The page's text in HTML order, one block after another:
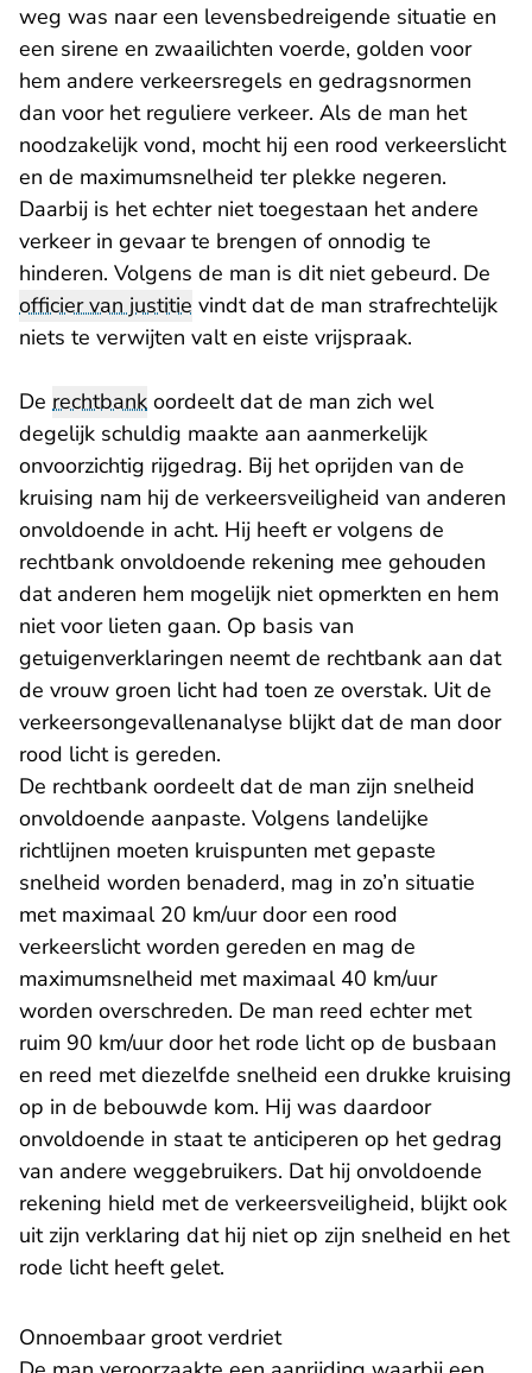
weg was naar een levensbedreigende situatie en
een sirene en zwaailichten voerde, golden voor
hem andere verkeersregels en gedragsnormen
dan voor het reguliere verkeer. Als de man het
noodzakelijk vond, mocht hij een rood verkeerslicht
en de maximumsnelheid ter plekke negeren.
Daarbij is het echter niet toegestaan het andere
verkeer in gevaar te brengen of onnodig te
hinderen. Volgens de man is dit niet gebeurd. De
officier van justitie vindt dat de man strafrechtelijk
niets te verwijten valt en eiste vrijspraak.
De rechtbank oordeelt dat de man zich wel
degelijk schuldig maakte aan aanmerkelijk
onvoorzichtig rijgedrag. Bij het oprijden van de
kruising nam hij de verkeersveiligheid van anderen
onvoldoende in acht. Hij heeft er volgens de
rechtbank onvoldoende rekening mee gehouden
dat anderen hem mogelijk niet opmerkten en hem
niet voor lieten gaan. Op basis van
getuigenverklaringen neemt de rechtbank aan dat
de vrouw groen licht had toen ze overstak. Uit de
verkeersongevallenanalyse blijkt dat de man door
rood licht is gereden.
De rechtbank oordeelt dat de man zijn snelheid
onvoldoende aanpaste. Volgens landelijke
richtlijnen moeten kruispunten met gepaste
snelheid worden benaderd, mag in zo’n situatie
met maximaal 20 km/uur door een rood
verkeerslicht worden gereden en mag de
maximumsnelheid met maximaal 40 km/uur
worden overschreden. De man reed echter met
ruim 90 km/uur door het rode licht op de busbaan
en reed met diezelfde snelheid een drukke kruising
op in de bebouwde kom. Hij was daardoor
onvoldoende in staat te anticiperen op het gedrag
van andere weggebruikers. Dat hij onvoldoende
rekening hield met de verkeersveiligheid, blijkt ook
uit zijn verklaring dat hij niet op zijn snelheid en het
rode licht heeft gelet.
Onnoembaar groot verdriet